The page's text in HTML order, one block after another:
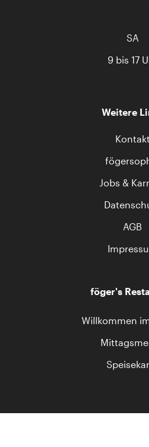
SA
9 bis 17
Weitere
Kontakt
Jobs &
AGB
föger's
Willkommen